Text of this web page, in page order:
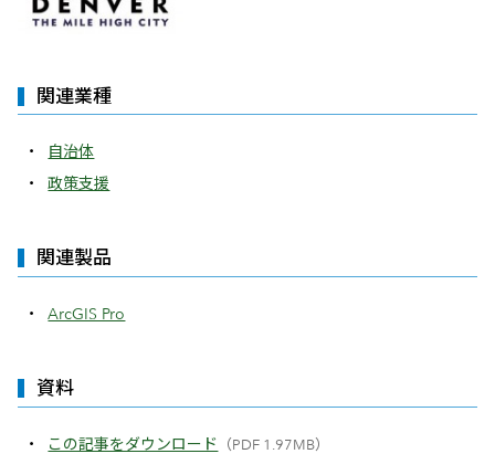
関連業種
自治体
政策支援
関連製品
ArcGIS Pro
資料
この記事をダウンロード （PDF 1.97MB）